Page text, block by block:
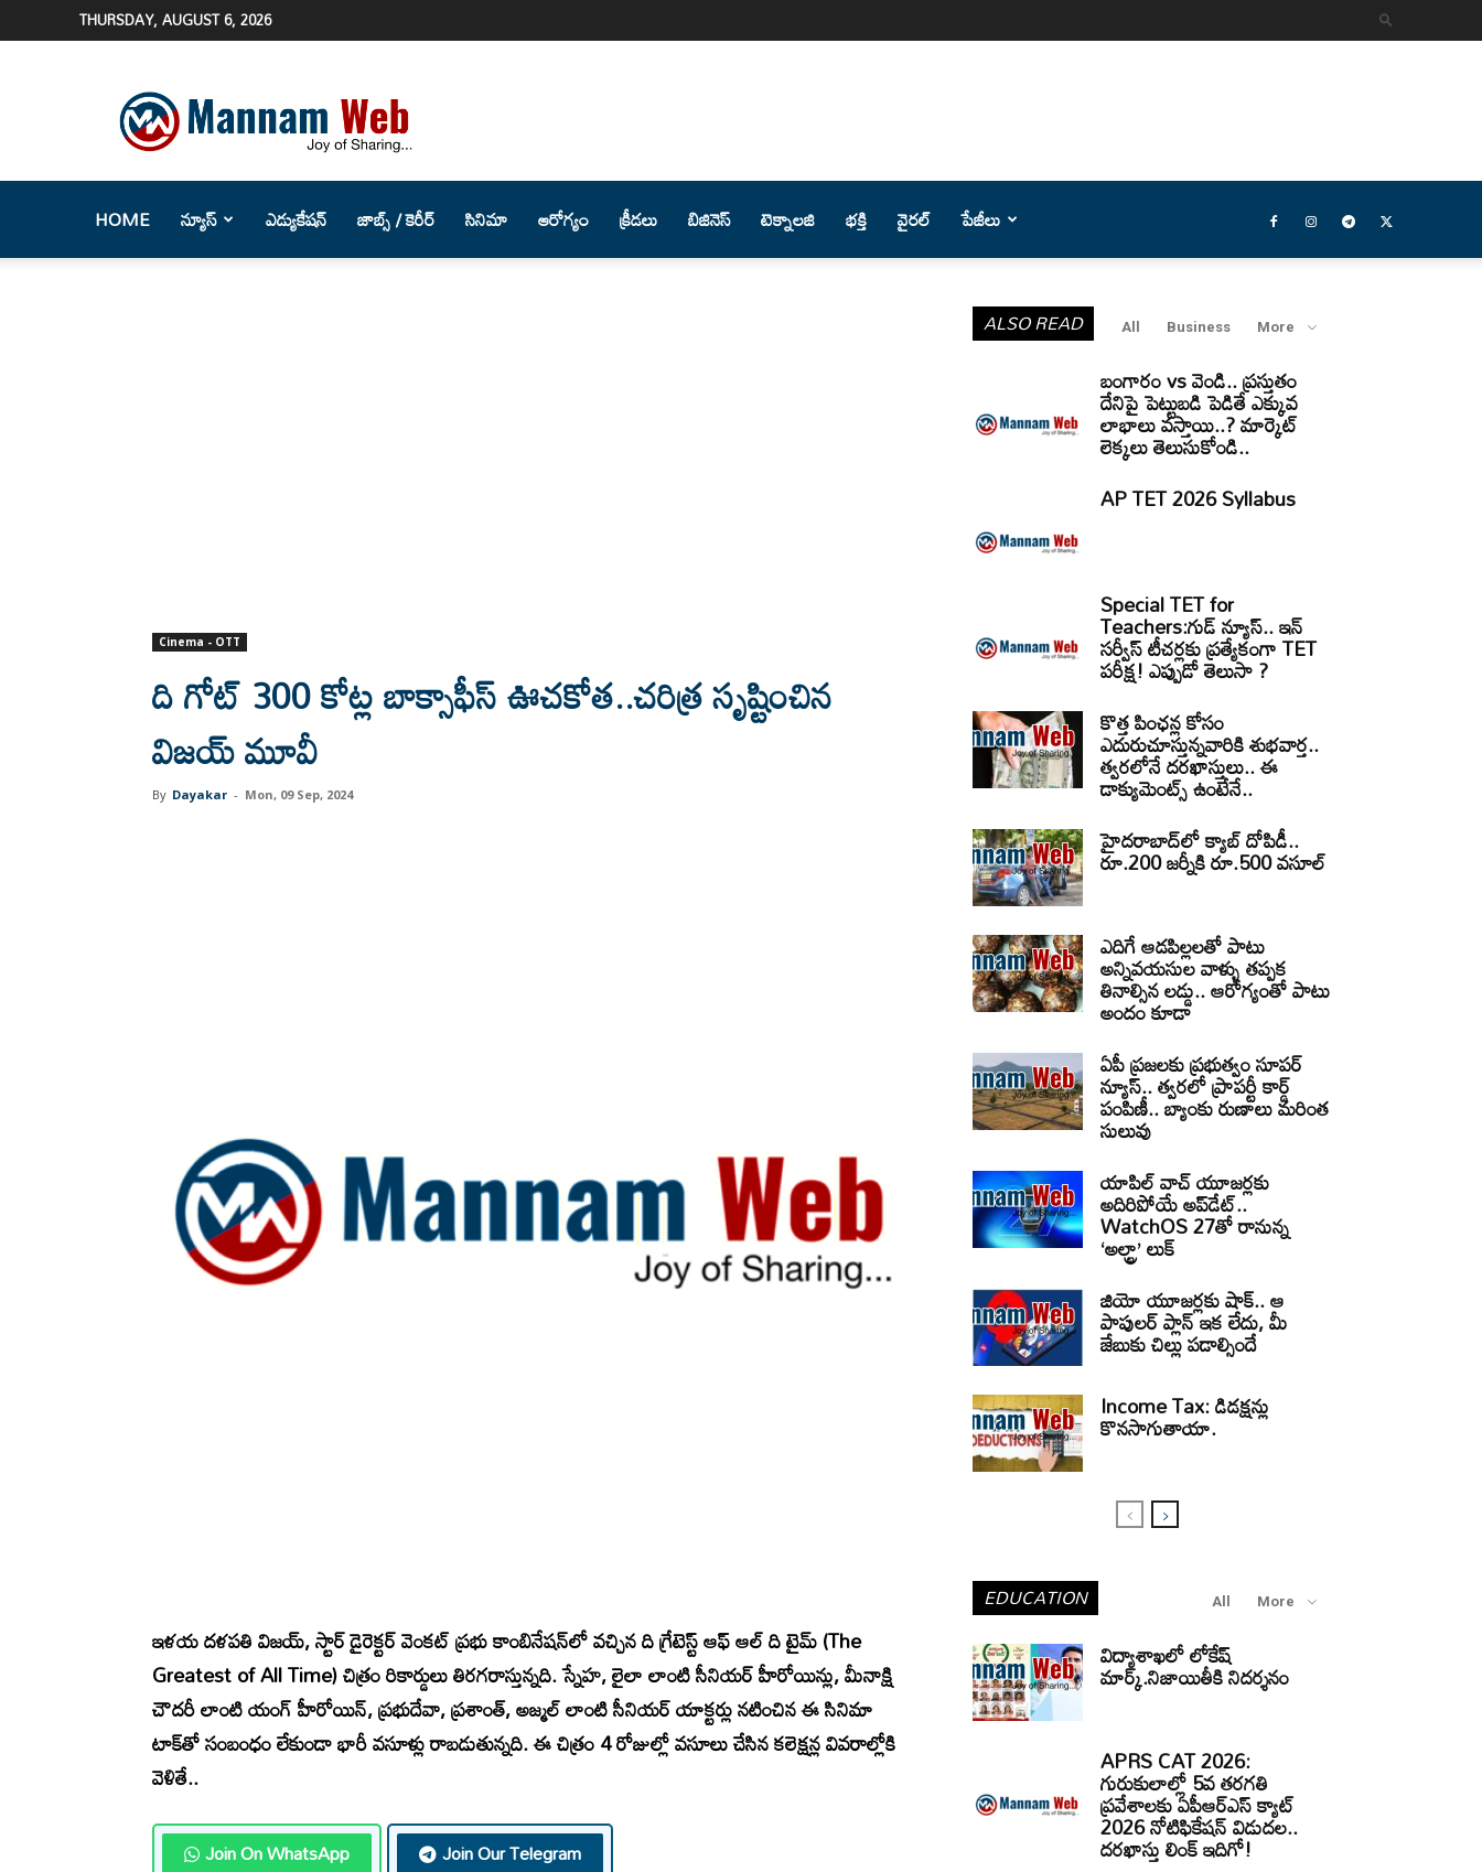
THURSDAY, AUGUST 6, 2026
Web
(మన్నం
News
HOME న్యూస్ ఎడ్యుకేషన్ జాబ్స్ / కెరీర్ సినిమా ఆరోగ్యం క్రీడలు బిజినెస్ టెక్నాలజి భక్తి వైరల్ పేజీలు
Cinema - OTT
ది గోట్ 300 కోట్ల బాక్సాఫీస్ ఊచకోత..చరిత్ర సృష్టించిన
విజయ్ మూవీ
By Dayakar - Mon, 09 Sep, 2024
ఇళయ దళపతి విజయ్, స్టార్ డైరెక్టర్ వెంకట్ ప్రభు కాంబినేషన్‌లో వచ్చిన ది గ్రేటెస్ట్ ఆఫ్ ఆల్ ది టైమ్ (The
Greatest of All Time) చిత్రం రికార్డులు తిరగరాస్తున్నది. స్నేహ, లైలా లాంటి సీనియర్ హీరోయిన్లు, మీనాక్షి
చౌదరీ లాంటి యంగ్ హీరోయిన్, ప్రభుదేవా, ప్రశాంత్, అజ్మల్ లాంటి సీనియర్ యాక్టర్లు నటించిన ఈ సినిమా
టాక్‌తో సంబంధం లేకుండా భారీ వసూళ్లు రాబడుతున్నది. ఈ చిత్రం 4 రోజుల్లో వసూలు చేసిన కలెక్షన్ల వివరాల్లోకి
వెళితే..
Join On WhatsApp
Join Our Telegram
ALSO READ All Business More
బంగారం vs వెండి.. ప్రస్తుతం
దేనిపై పెట్టుబడి పెడితే ఎక్కువ
లాభాలు వస్తాయి..? మార్కెట్
లెక్కలు తెలుసుకోండి..
AP TET 2026 Syllabus
Special TET for
Teachers:గుడ్ న్యూస్.. ఇన్
సర్వీస్ టీచర్లకు ప్రత్యేకంగా TET
పరీక్ష! ఎప్పుడో తెలుసా ?
కొత్త పింఛన్ల కోసం
ఎదురుచూస్తున్నవారికి శుభవార్త..
త్వరలోనే దరఖాస్తులు.. ఈ
డాక్యుమెంట్స్ ఉంటేనే..
హైదరాబాద్‌లో క్యాబ్‌ దోపిడీ..
రూ.200 జర్నీకి రూ.500 వసూల్
ఎదిగే ఆడపిల్లలతో పాటు
అన్నివయసుల వాళ్ళు తప్పక
తినాల్సిన లడ్డు.. ఆరోగ్యంతో పాటు
అందం కూడా
ఏపీ ప్రజలకు ప్రభుత్వం సూపర్
న్యూస్.. త్వరలో ప్రాపర్టీ కార్డ్
పంపిణీ.. బ్యాంకు రుణాలు మరింత
సులువు
యాపిల్ వాచ్ యూజర్లకు
అదిరిపోయే అప్‌డేట్..
WatchOS 27తో రానున్న
‘అల్ట్రా’ లుక్
జియో యూజర్లకు షాక్.. ఆ
పాపులర్ ప్లాన్ ఇక లేదు, మీ
జేబుకు చిల్లు పడాల్సిందే
Income Tax: డిడక్షన్లు
కొనసాగుతాయా.
EDUCATION All More
విద్యాశాఖలో లోకేష్
మార్క్.నిజాయితీకి నిదర్శనం
APRS CAT 2026:
గురుకులాల్లో 5వ తరగతి
ప్రవేశాలకు ఏపీఆర్‌ఎస్‌ క్యాట్‌
2026 నోటిఫికేషన్‌ విడుదల..
దరఖాస్తు లింక్‌ ఇదిగో!